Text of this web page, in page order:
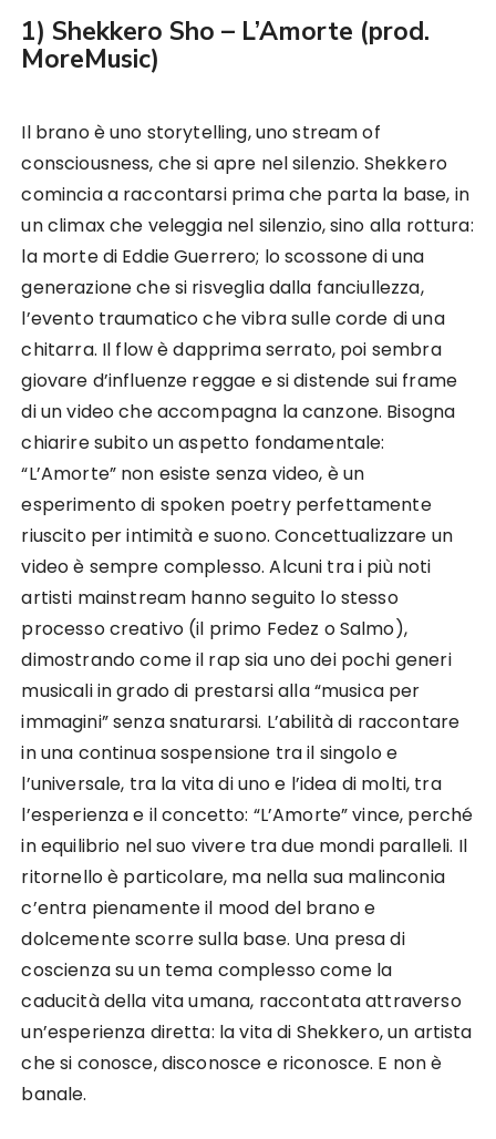
1) Shekkero Sho – L’Amorte (prod.
MoreMusic)
Il brano è uno storytelling, uno stream of
consciousness, che si apre nel silenzio. Shekkero
comincia a raccontarsi prima che parta la base, in
un climax che veleggia nel silenzio, sino alla rottura:
la morte di Eddie Guerrero; lo scossone di una
generazione che si risveglia dalla fanciullezza,
l’evento traumatico che vibra sulle corde di una
chitarra. Il flow è dapprima serrato, poi sembra
giovare d’influenze reggae e si distende sui frame
di un video che accompagna la canzone. Bisogna
chiarire subito un aspetto fondamentale:
“L’Amorte” non esiste senza video, è un
esperimento di spoken poetry perfettamente
riuscito per intimità e suono. Concettualizzare un
video è sempre complesso. Alcuni tra i più noti
artisti mainstream hanno seguito lo stesso
processo creativo (il primo Fedez o Salmo),
dimostrando come il rap sia uno dei pochi generi
musicali in grado di prestarsi alla “musica per
immagini” senza snaturarsi. L’abilità di raccontare
in una continua sospensione tra il singolo e
l’universale, tra la vita di uno e l’idea di molti, tra
l’esperienza e il concetto: “L’Amorte” vince, perché
in equilibrio nel suo vivere tra due mondi paralleli. Il
ritornello è particolare, ma nella sua malinconia
c’entra pienamente il mood del brano e
dolcemente scorre sulla base. Una presa di
coscienza su un tema complesso come la
caducità della vita umana, raccontata attraverso
un’esperienza diretta: la vita di Shekkero, un artista
che si conosce, disconosce e riconosce. E non è
banale.